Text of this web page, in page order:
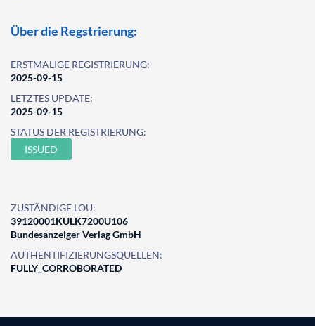
Über die Regstrierung:
ERSTMALIGE REGISTRIERUNG:
2025-09-15
LETZTES UPDATE:
2025-09-15
STATUS DER REGISTRIERUNG:
ISSUED
ZUSTÄNDIGE LOU:
39120001KULK7200U106
Bundesanzeiger Verlag GmbH
AUTHENTIFIZIERUNGSQUELLEN:
FULLY_CORROBORATED